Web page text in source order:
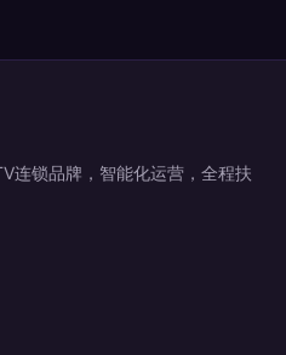
连锁品牌，智能化运营，全程扶